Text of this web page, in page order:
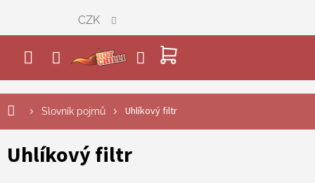
obsah
NÁKUPNÍ
KOŠÍK
CZK
Slovník pojmů Uhlíkový filtr
Uhlíkový filtr